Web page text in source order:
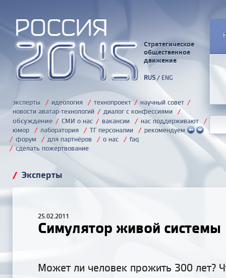
Стратегическое
общественное
движение
RUS/ ENG
эксперты / идеология / технопроект / научный совет /
новости аватар-технологий / диалог с конфессиями /
обсуждение / СМИ о нас / вакансии / нас поддерживают /
юмор / лаборатория / ТГ персоналии / рекомендуем
/ форум / для партнёров / о нас / faq
/ сделать пожертвование
/ Эксперты
25.02.2011
Симулятор живой системы
Может ли человек прожить 300 лет?